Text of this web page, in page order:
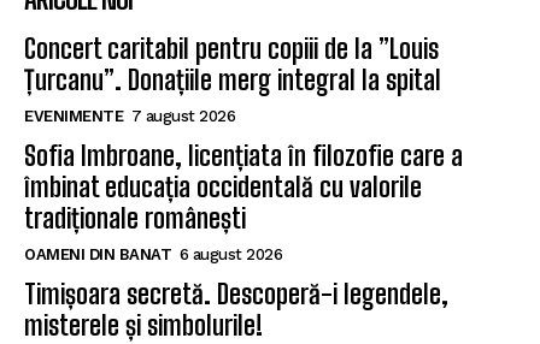
Concert caritabil pentru copiii de la ”Louis
Țurcanu”. Donațiile merg integral la spital
EVENIMENTE 7 august 2026
Sofia Imbroane, licențiata în filozofie care a
îmbinat educația occidentală cu valorile
tradiționale românești
OAMENI DIN BANAT 6 august 2026
Timișoara secretă. Descoperă-i legendele,
misterele și simbolurile!